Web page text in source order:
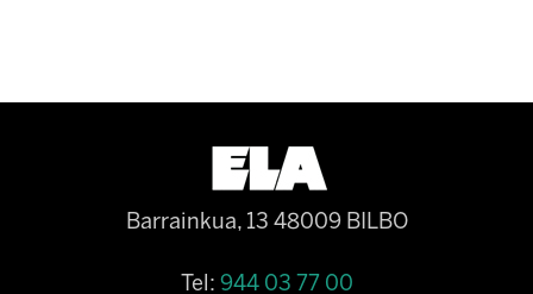
Barrainkua, 13 48009 BILBO
Tel: 944 03 77 00